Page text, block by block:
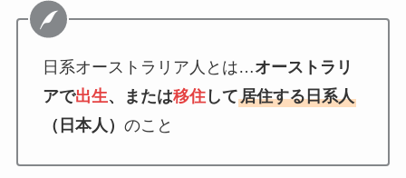
日系オーストラリア人とは…オーストラリ
アで出生、または移住して居住する日系人
（日本人） のこと